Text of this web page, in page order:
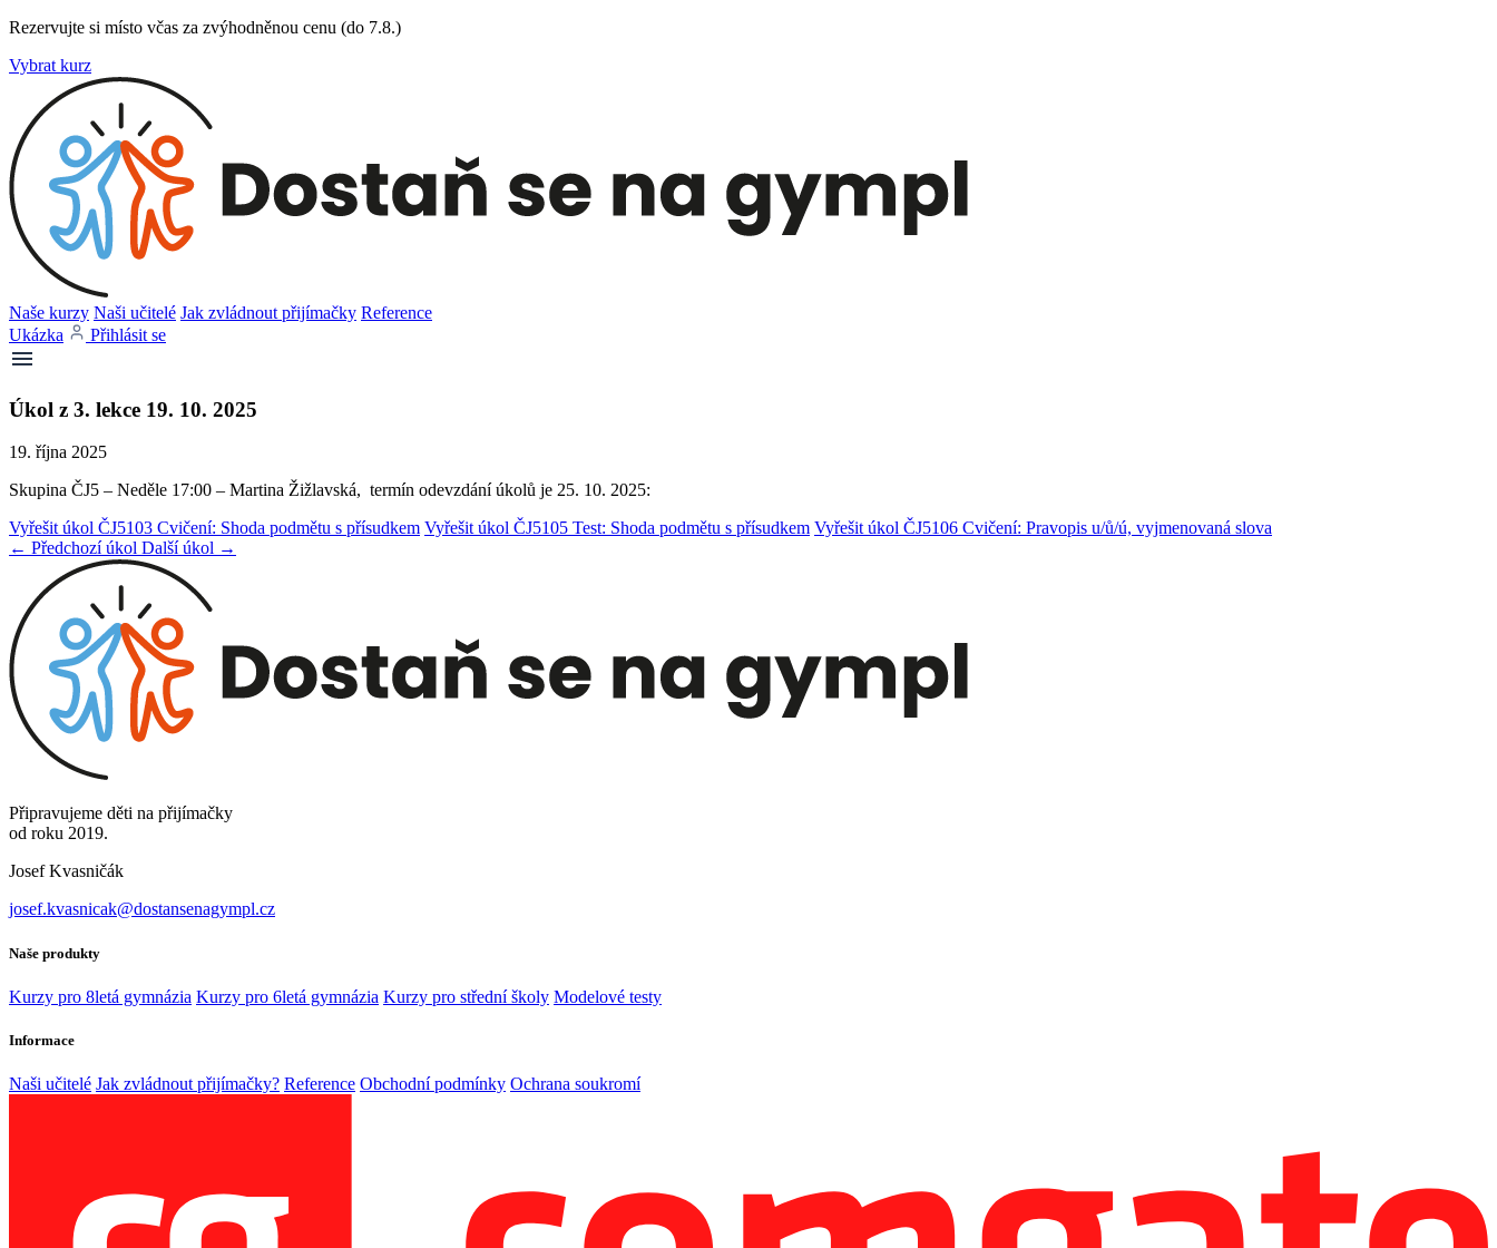
Rezervujte si místo včas za zvýhodněnou cenu (do 7.8.)
Vybrat kurz
Naše kurzy Naši učitelé Jak zvládnout přijímačky Reference
Ukázka
Přihlásit se
Úkol z 3. lekce 19. 10. 2025
19. října 2025
Skupina ČJ5 – Neděle 17:00 – Martina Žižlavská, termín odevzdání úkolů je 25. 10. 2025:
Vyřešit úkol ČJ5103 Cvičení: Shoda podmětu s přísudkem Vyřešit úkol ČJ5105 Test: Shoda podmětu s přísudkem Vyřešit úkol ČJ5106 Cvičení: Pravopis u/ů/ú, vyjmenovaná slova
← Předchozí úkol Další úkol →
Připravujeme děti na přijímačky
od roku 2019.
Josef Kvasničák
josef.kvasnicak@dostansenagympl.cz
Naše produkty
Kurzy pro 8letá gymnázia Kurzy pro 6letá gymnázia Kurzy pro střední školy Modelové testy
Informace
Naši učitelé Jak zvládnout přijímačky? Reference Obchodní podmínky Ochrana soukromí